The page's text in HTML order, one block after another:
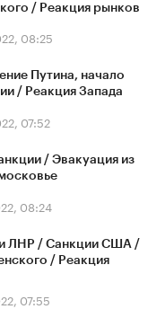
/ Реакция рынков
08:25
Путина, начало
/ Реакция Запада
07:52
/ Эвакуация из
08:24
ЛНР / Санкции США /
/ Реакция
07:55